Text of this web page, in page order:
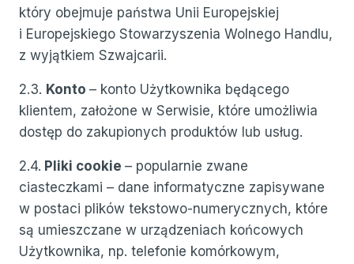
który obejmuje państwa Unii Europejskiej
i Europejskiego Stowarzyszenia Wolnego Handlu,
z wyjątkiem Szwajcarii.
2.3. Konto – konto Użytkownika będącego
klientem, założone w Serwisie, które umożliwia
dostęp do zakupionych produktów lub usług.
2.4. Pliki cookie – popularnie zwane
ciasteczkami – dane informatyczne zapisywane
w postaci plików tekstowo-numerycznych, które
są umieszczane w urządzeniach końcowych
Użytkownika, np. telefonie komórkowym,